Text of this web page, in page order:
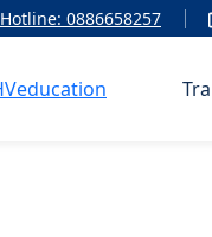
Hotline: 0886658257